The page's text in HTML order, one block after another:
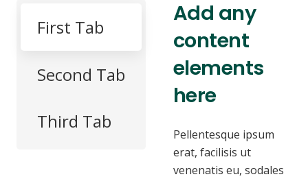
First Tab
Second Tab
Third Tab
Add any
content
elements
here
Pellentesque ipsum
erat, facilisis ut
venenatis eu, sodales